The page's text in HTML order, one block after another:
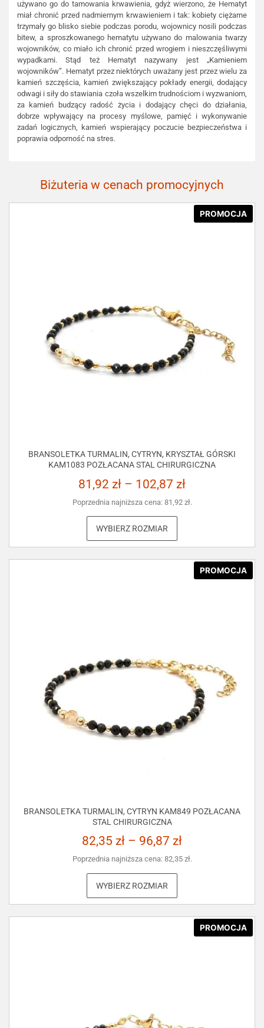
używano go do tamowania krwawienia, gdyż wierzono, że Hematyt
miał chronić przed nadmiernym krwawieniem i tak: kobiety ciężarne
trzymały go blisko siebie podczas porodu, wojownicy nosili podczas
bitew, a sproszkowanego hematytu używano do malowania twarzy
wojowników, co miało ich chronić przed wrogiem i nieszczęśliwymi
wypadkami. Stąd też Hematyt nazywany jest „Kamieniem
wojowników”. Hematyt przez niektórych uważany jest przez wielu za
kamień szczęścia, kamień zwiększający pokłady energii, dodający
odwagi i siły do stawiania czoła wszelkim trudnościom i wyzwaniom,
za kamień budzący radość życia i dodający chęci do działania,
dobrze wpływający na procesy myślowe, pamięć i wykonywanie
zadań logicznych, kamień wspierający poczucie bezpieczeństwa i
poprawia odporność na stres.
Biżuteria w cenach promocyjnych
PROMOCJA
BRANSOLETKA TURMALIN, CYTRYN, KRYSZTAŁ GÓRSKI
KAM1083 POZŁACANA STAL CHIRURGICZNA
81,92 zł – 102,87 zł
Poprzednia najniższa cena: 81,92 zł.
WYBIERZ ROZMIAR
PROMOCJA
BRANSOLETKA TURMALIN, CYTRYN KAM849 POZŁACANA
STAL CHIRURGICZNA
82,35 zł – 96,87 zł
Poprzednia najniższa cena: 82,35 zł.
WYBIERZ ROZMIAR
PROMOCJA